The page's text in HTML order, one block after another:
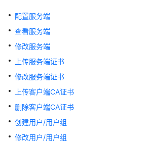
品
介
绍
计
费
说
明
快
配置服务端
查看服务端
修改服务端
上传服务端证书
修改服务端证书
上传客户端CA证书
删除客户端CA证书
创建用户/用户组
修改用户/用户组